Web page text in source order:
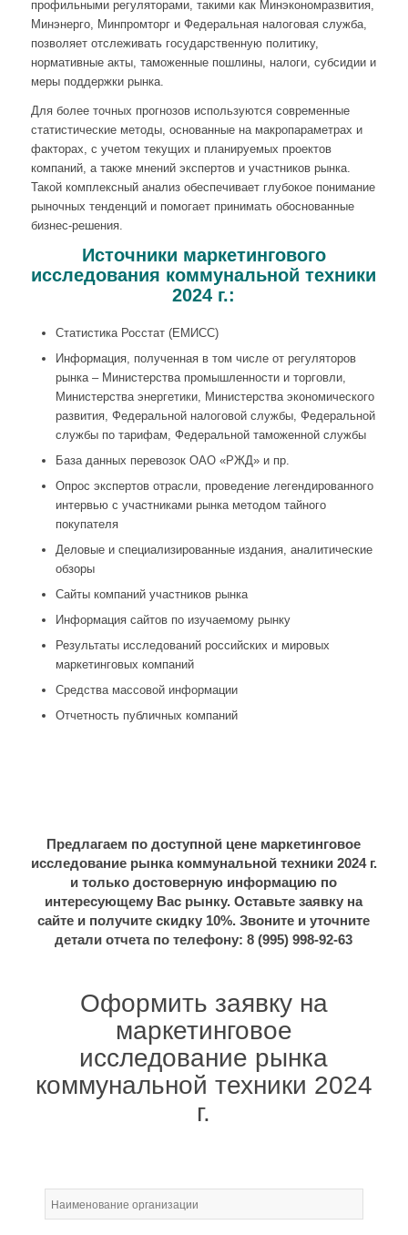
профильными регуляторами, такими как Минэкономразвития,
Минэнерго, Минпромторг и Федеральная налоговая служба,
позволяет отслеживать государственную политику,
нормативные акты, таможенные пошлины, налоги, субсидии и
меры поддержки рынка.
Для более точных прогнозов используются современные
статистические методы, основанные на макропараметрах и
факторах, с учетом текущих и планируемых проектов
компаний, а также мнений экспертов и участников рынка.
Такой комплексный анализ обеспечивает глубокое понимание
рыночных тенденций и помогает принимать обоснованные
бизнес-решения.
Источники маркетингового
исследования коммунальной техники
2024 г.:
Статистика Росстат (ЕМИСС)
Информация, полученная в том числе от регуляторов
рынка – Министерства промышленности и торговли,
Министерства энергетики, Министерства экономического
развития, Федеральной налоговой службы, Федеральной
службы по тарифам, Федеральной таможенной службы
База данных перевозок ОАО «РЖД» и пр.
Опрос экспертов отрасли, проведение легендированного
интервью с участниками рынка методом тайного
покупателя
Деловые и специализированные издания, аналитические
обзоры
Сайты компаний участников рынка
Информация сайтов по изучаемому рынку
Результаты исследований российских и мировых
маркетинговых компаний
Средства массовой информации
Отчетность публичных компаний
Предлагаем по доступной цене маркетинговое
исследование рынка коммунальной техники 2024 г.
и только достоверную информацию по
интересующему Вас рынку. Оставьте заявку на
сайте и получите скидку 10%. Звоните и уточните
детали отчета по телефону: 8 (995) 998-92-63
Оформить заявку на
маркетинговое
исследование рынка
коммунальной техники 2024
г.